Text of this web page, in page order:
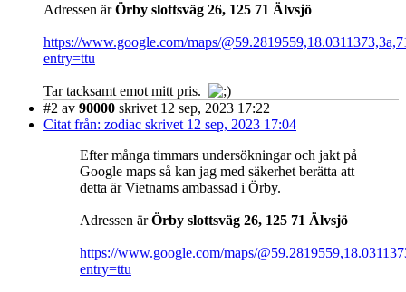
Adressen ärÖrby slottsväg 26, 125 71 Älvsjö
https://www.google.com/maps/
entry=ttu
Tar tacksamt emot mitt pris.
#2 av 90000 skrivet 12 sep, 2023 17:22
Citat från: zodiac skrivet 12 sep, 2023 17:04
Efter många timmars undersökningar och jakt på
Google maps så kan jag med säkerhet berätta att
detta är Vietnams ambassad i Örby.
Adressen ärÖrby slottsväg 26, 125 71 Älvsjö
https://www.google.com/maps/
entry=ttu